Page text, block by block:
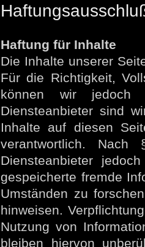
Haftung für Inhalte
Die Inhalte unserer
Für die Richtigkeit,
können wir jedoch
Diensteanbieter sind
Inhalte auf diesen
verantwortlich.
Diensteanbieter
gespeicherte fremde
Umständen zu
hinweisen.
Nutzung von
bleiben hiervon